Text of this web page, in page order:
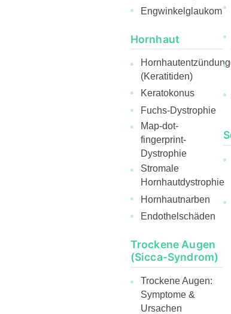
Engwinkelglaukom
Hornhaut
(Keratitiden)
Keratokonus
Fuchs-Dystrophie
Map-dot-
fingerprint-
Dystrophie
Stromale
Hornhautdystrophie
Hornhautnarben
Endothelschäden
Trockene Augen
(Sicca-Syndrom)
Trockene Augen:
Symptome &
Ursachen